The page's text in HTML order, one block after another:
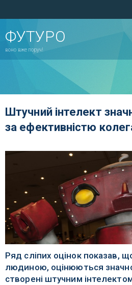
ФУТУРО
воно вже поруч!
Штучний інтелект
за ефективністю
Ряд сліпих оцінок показав,
людиною, оцінюються
створені штучним